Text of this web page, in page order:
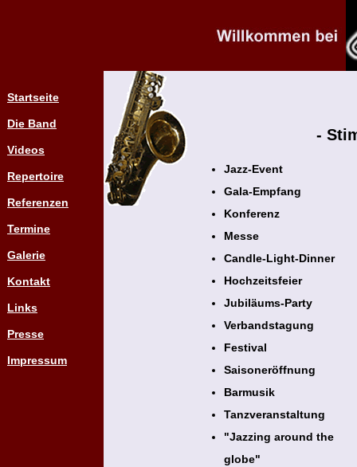
Startseite
Die Band
Videos
Repertoire
Referenzen
Termine
Galerie
Kontakt
Links
Presse
Impressum
-
Jazz-Event
Gala-Empfang
Konferenz
Messe
Candle-Light-Dinner
Hochzeitsfeier
Jubiläums-Party
Verbandstagung
Festival
Saisoneröffnung
Barmusik
Tanzveranstaltung
"Jazzing around the
globe"